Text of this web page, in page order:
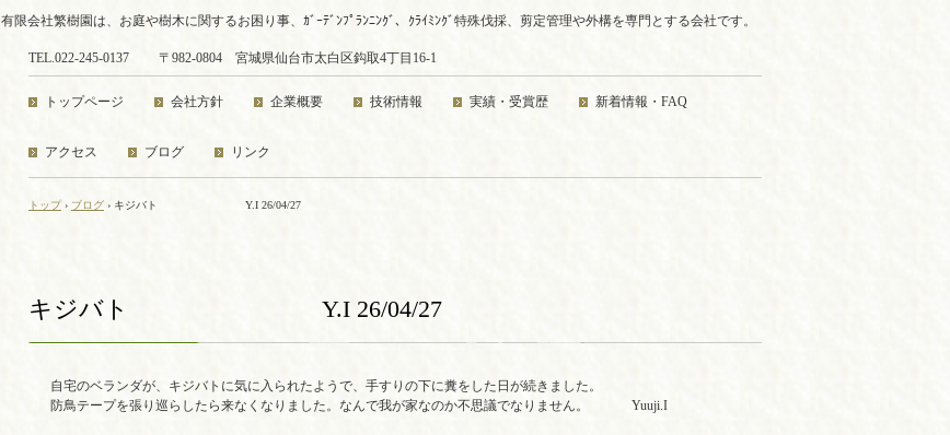
有限会社繁樹園は、お庭や樹木に関するお困り事、ｶﾞｰﾃﾞﾝﾌﾟﾗﾝﾆﾝｸﾞ、ｸﾗｲﾐﾝｸﾞ特殊伐採、剪定管理や外構を専門とする会社です。
TEL.022-245-0137 〒982-0804 宮城県仙台市太白区鈎取4丁目16-1
トップページ 会社方針 企業概要 技術情報 実績・受賞歴 新着情報・FAQ
アクセス ブログ リンク
トップ › ブログ › キジバト Y.I 26/04/27
キジバト Y.I 26/04/27
自宅のベランダが、キジバトに気に入られたようで、手すりの下に糞をした日が続きました。
防鳥テープを張り巡らしたら来なくなりました。なんで我が家なのか不思議でなりません。 Yuuji.I